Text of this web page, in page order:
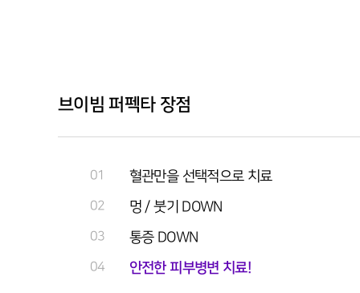
브이빔 퍼펙타 장점
01 혈관만을 선택적으로 치료
02 멍 / 붓기 DOWN
03 통증 DOWN
04 안전한 피부병변 치료!